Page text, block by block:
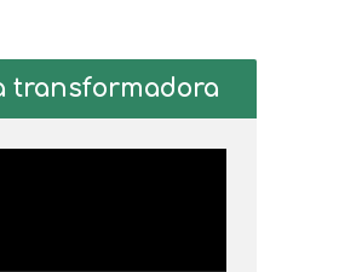
transformadora